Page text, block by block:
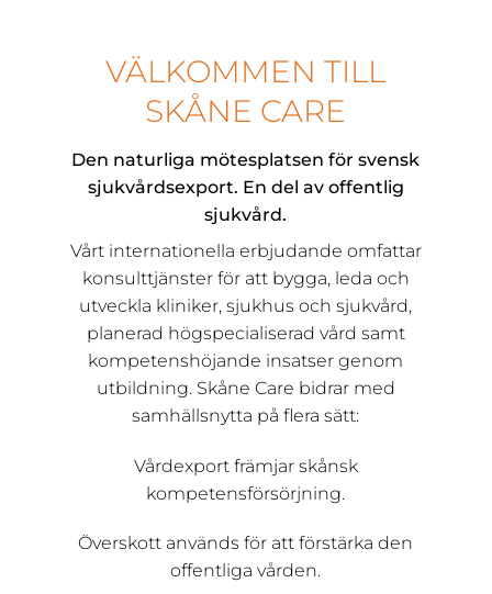
VÄLKOMMEN TILL
SKÅNE CARE
Den naturliga mötesplatsen för svensk
sjukvårdsexport. En del av offentlig
sjukvård.
Vårt internationella erbjudande omfattar
konsulttjänster för att bygga, leda och
utveckla kliniker, sjukhus och sjukvård,
planerad högspecialiserad vård samt
kompetenshöjande insatser genom
utbildning. Skåne Care bidrar med
samhällsnytta på flera sätt:
Vårdexport främjar skånsk
kompetensförsörjning.
Överskott används för att förstärka den
offentliga vården.